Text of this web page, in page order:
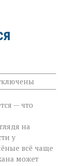
— что
на
у
всё чаще
может